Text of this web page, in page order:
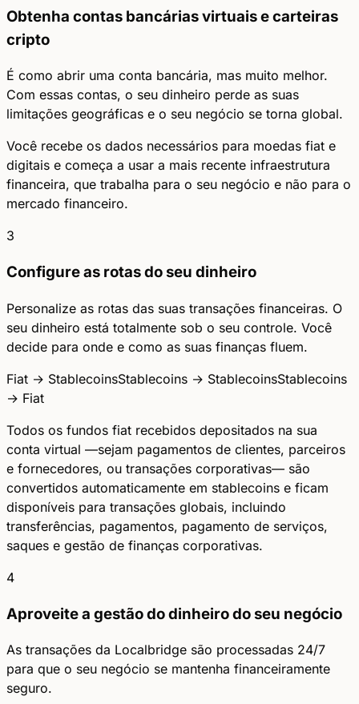
Obtenha contas bancárias virtuais e carteiras
cripto
É como abrir uma conta bancária, mas muito melhor.
Com essas contas, o seu dinheiro perde as suas
limitações geográficas e o seu negócio se torna global.
Você recebe os dados necessários para moedas fiat e
digitais e começa a usar a mais recente infraestrutura
financeira, que trabalha para o seu negócio e não para o
mercado financeiro.
3
Configure as rotas do seu dinheiro
Personalize as rotas das suas transações financeiras. O
seu dinheiro está totalmente sob o seu controle. Você
decide para onde e como as suas finanças fluem.
Fiat → StablecoinsStablecoins → StablecoinsStablecoins
→ Fiat
Todos os fundos fiat recebidos depositados na sua
conta virtual —sejam pagamentos de clientes, parceiros
e fornecedores, ou transações corporativas— são
convertidos automaticamente em stablecoins e ficam
disponíveis para transações globais, incluindo
transferências, pagamentos, pagamento de serviços,
saques e gestão de finanças corporativas.
4
Aproveite a gestão do dinheiro do seu negócio
As transações da Localbridge são processadas 24/7
para que o seu negócio se mantenha financeiramente
seguro.